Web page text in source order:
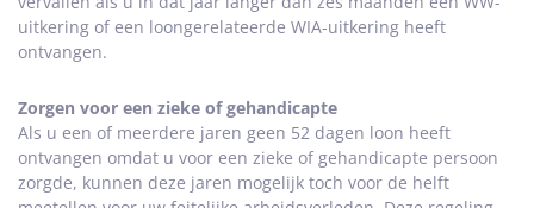
uitkering of een loongerelateerde WIA-uitkering heeft
ontvangen.
Zorgen voor een zieke of gehandicapte
Als u een of meerdere jaren geen 52 dagen loon heeft
ontvangen omdat u voor een zieke of gehandicapte persoon
zorgde, kunnen deze jaren mogelijk toch voor de helft